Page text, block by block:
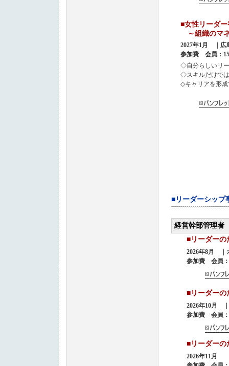
■女性リーダ
～組織のマ
2027年1月 ｜広
参加費 会員：
◇自分らしいリ
◇スキルだけで
◇キャリアを形
■リーダーシップ
経営幹部管理者
■リーダー
2026年8月 ｜
参加費 会員
■リーダー
2026年10月
参加費 会員
■リーダー
2026年11月